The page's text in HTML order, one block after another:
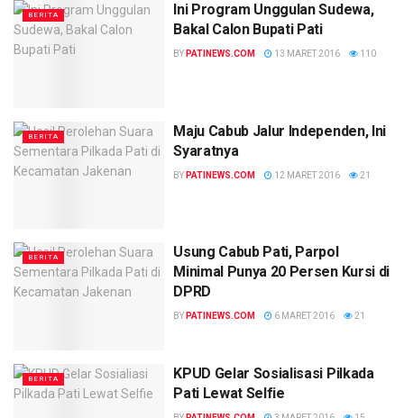
BERITA
Ini Program Unggulan Sudewa,
Bakal Calon Bupati Pati
BY PATINEWS.COM 13 MARET 2016 110
BERITA
Maju Cabub Jalur Independen, Ini
Syaratnya
BY PATINEWS.COM 12 MARET 2016 21
BERITA
Usung Cabub Pati, Parpol
Minimal Punya 20 Persen Kursi di
DPRD
BY PATINEWS.COM 6 MARET 2016 21
BERITA
KPUD Gelar Sosialisasi Pilkada
Pati Lewat Selfie